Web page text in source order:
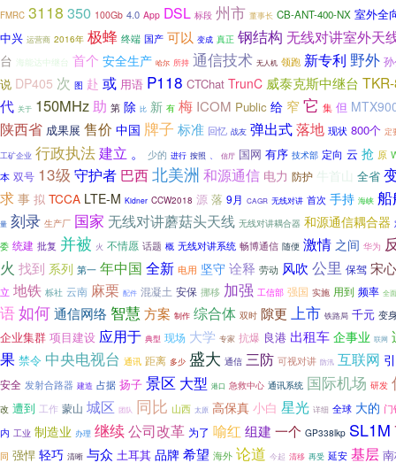
FMRC 3118 350 100Gb 4.0 App DSL 标段 州市 董事长 CB-ANT-400-NX 室外全
中兴 运营商 2016年 极蜂 终端 国产 可以 变成 真正 钢结构 无线对讲室外天
台 海能达中继台 首个 安全生产 哈尔 所持 通信技术 无人机 领跑 新专利 野外
说 DP405 次 图 赴 或 用语 P118 CTChat TrunC 威泰克斯中继台
代 关于 150MHz 助 第 除 比 新 有 梅 ICOM Public 给 窄它 集 但
陕西省 成果展 售价 中国 牌子 标准 回忆 战友 弹出式落地 现状 800个 定
工矿企业 行政执法建立 。 少的 进行 按照 、 信厅 国网 有序 技术部 定向 云 抢 原
本 双号 13级 守护者 巴西北美洲 和源通信 电力 防护 牛首山 全省
求 事 拟 TCCA LTE-M Kidner CCW2018 源 落 9月 CAGR 无线对讲 首次 手持 海峡
量 刻录 生产厂 国家 无线对讲蘑菇头天线 无线对讲耦合器 和源通信耦合器
委 统建 批复 并被 火 不情愿 话题 概 无线对讲系统 畅博通信 随便 激情 之间 华为
火 找到 系列 第一 年中国 全新 电用 坚守 诠释 劳动 风吹 公里 保驾 宋
立 地铁 栎社 云南 麻栗 配件 混凝土 安保 挪移 加强 工信部 强国 实施 用到 频率 全面
语如何通信网络 智慧 方案 制作 综合体 双时 隙更 上市 铁路局 千元 变
企业集群 项目建设 应用于 典型 现场 大学 专家 抗爆 良港 出租车 企事业 联网
果 禁令 中央电视台 通讯 距离 多少 盛大 通信 三防 可视对讲 防汛 互联网
安全 发射合路器 建造 占据 扬子 景区 大型 港口 急救中心 通讯系统 国际机场 研发
改 遭到 工作 蒙山 城区 团队 同比 山西 太原 高保真 小白 星光 详细 全球 大的 门
内 工业 制造业 办理 继续公司改革 为了 喻红 组建 一个 GP338lkp SL1M
同 强悍 轻巧 清晰 与众 土耳其 品牌 希望 海外 论道 今起 清移 再受 延安 基层